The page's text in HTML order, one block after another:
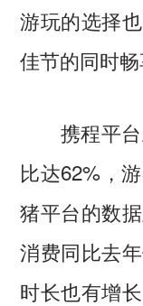
游玩的选择
佳节的同时畅
携程平台
比达62%，
猪平台的数
消费同比去
时长也有增